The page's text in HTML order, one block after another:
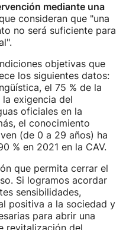
mediante una
consideran que "una
no será suficiente para
objetivas que
los siguientes datos:
el 75 % de la
exigencia del
oficiales en la
el conocimiento
(de 0 a 29 años) ha
% en 2021 en la CAV.
que permita cerrar el
Si logramos acordar
sensibilidades,
positiva a la sociedad y
para abrir una
revitalización del